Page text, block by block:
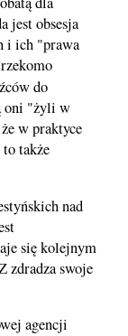
jest obsesja
i ich "prawa
do
oni "żyli w
w praktyce
także
nad
się kolejnym
zdradza swoje
agencji